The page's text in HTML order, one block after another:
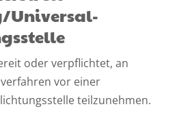
Universal­
oder verpflichtet, an
vor einer
teilzunehmen.